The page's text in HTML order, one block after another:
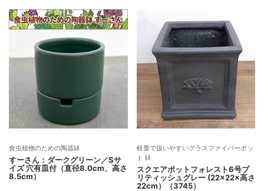
食虫植物のための陶器鉢
すーさん：ダークグリーン／Sサ
イズ 穴有皿付（直径8.0cm、高さ
8.5cm）
軽量で扱いやすいグラスファイバーポッ
ト 鉢
スクエアポットフォレスト6号ブ
リティッシュグレー (22×22×高さ
22cm）（3745）